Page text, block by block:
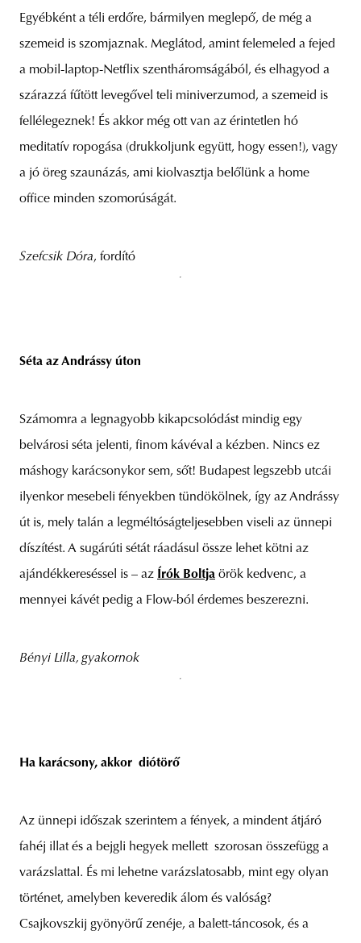
Egyébként a téli erdőre, bármilyen meglepő, de még a
szemeid is szomjaznak. Meglátod, amint felemeled a fejed
a mobil-laptop-Netflix szentháromságából, és elhagyod a
szárazzá fűtött levegővel teli miniverzumod, a szemeid is
fellélegeznek! És akkor még ott van az érintetlen hó
meditatív ropogása (drukkoljunk együtt, hogy essen!), vagy
a jó öreg szaunázás, ami kiolvasztja belőlünk a home
office minden szomorúságát.
Szefcsik Dóra, fordító
Séta az Andrássy úton
Számomra a legnagyobb kikapcsolódást mindig egy
belvárosi séta jelenti, finom kávéval a kézben. Nincs ez
máshogy karácsonykor sem, sőt! Budapest legszebb utcái
ilyenkor mesebeli fényekben tündökölnek, így az Andrássy
út is, mely talán a legméltóságteljesebben viseli az ünnepi
díszítést. A sugárúti sétát ráadásul össze lehet kötni az
ajándékkereséssel is – az Írók Boltja örök kedvenc, a
mennyei kávét pedig a Flow-ból érdemes beszerezni.
Bényi Lilla, gyakornok
Ha karácsony, akkor diótörő
Az ünnepi időszak szerintem a fények, a mindent átjáró
fahéj illat és a bejgli hegyek mellett szorosan összefügg a
varázslattal. És mi lehetne varázslatosabb, mint egy olyan
történet, amelyben keveredik álom és valóság?
Csajkovszkij gyönyörű zenéje, a balett-táncosok, és a